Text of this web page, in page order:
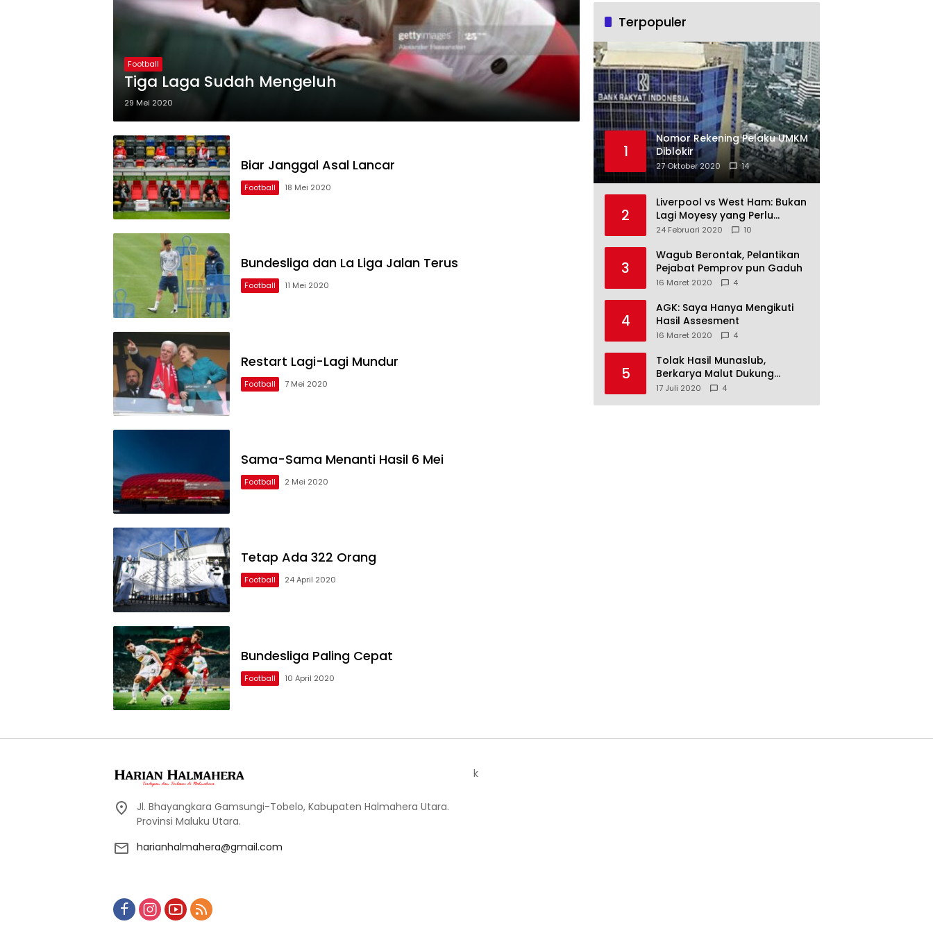
Football
Tiga Laga Sudah Mengeluh
29 Mei 2020
Biar Janggal Asal Lancar
Football 18 Mei 2020
Bundesliga dan La Liga Jalan Terus
Football 11 Mei 2020
Restart Lagi-Lagi Mundur
Football 7 Mei 2020
Sama-Sama Menanti Hasil 6 Mei
Football 2 Mei 2020
Tetap Ada 322 Orang
Football 24 April 2020
Bundesliga Paling Cepat
Football 10 April 2020
Terpopuler
1
Nomor Rekening Pelaku UMKM
Diblokir
27 Oktober 2020 14
2
Liverpool vs West Ham: Bukan
Lagi Moyesy yang Perlu
Ditakuti
24 Februari 2020 10
3
Wagub Berontak, Pelantikan
Pejabat Pemprov pun Gaduh
16 Maret 2020 4
4
AGK: Saya Hanya Mengikuti
Hasil Assesment
16 Maret 2020 4
5
Tolak Hasil Munaslub,
Berkarya Malut Dukung
Tommy Soeharto
17 Juli 2020 4
Jl. Bhayangkara Gamsungi-Tobelo, Kabupaten Halmahera Utara.
Provinsi Maluku Utara.
harianhalmahera@gmail.com
k